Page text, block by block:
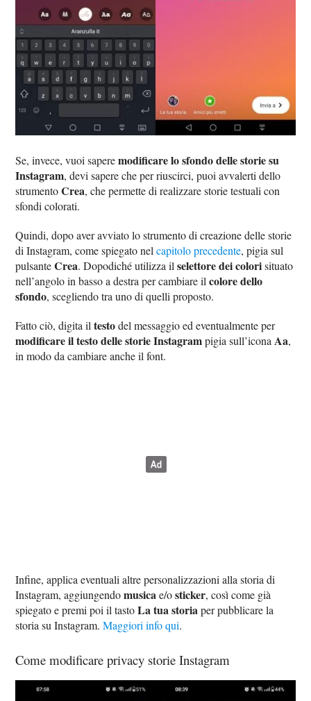
Se, invece, vuoi saperemodificare lo sfondo delle storie su
Instagram, devi sapere che per riuscirci, puoi avvalerti dello
strumentoCrea, che permette di realizzare storie testuali con
sfondi colorati.
Quindi, dopo aver avviato lo strumento di creazione delle storie
di Instagram, come spiegato nelcapitolo precedente, pigia sul
pulsanteCrea. Dopodiché utilizza ilselettore dei colorisituato
nell’angolo in basso a destra per cambiare ilcolore dello
sfondo, scegliendo tra uno di quelli proposto.
Fatto ciò, digita iltestodel messaggio ed eventualmente per
modificare il testo delle storie Instagrampigia sull’icona Aa,
in modo da cambiare anche il font.
Infine, applica eventuali altre personalizzazioni alla storia di
Instagram, aggiungendomusicae/osticker, così come già
spiegato e premi poi il tastoLa tua storiaper pubblicare la
storia su Instagram.Maggiori info qui.
Come modificare privacy storie Instagram